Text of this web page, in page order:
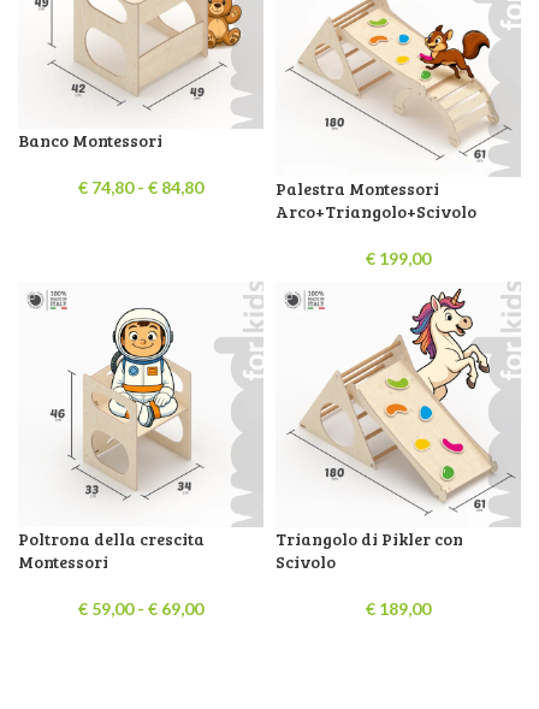
Banco Montessori
€ 74,80 - € 84,80
Palestra Montessori
Arco+Triangolo+Scivolo
€ 199,00
Poltrona della crescita
Montessori
€ 59,00 - € 69,00
Triangolo di Pikler con
Scivolo
€ 189,00